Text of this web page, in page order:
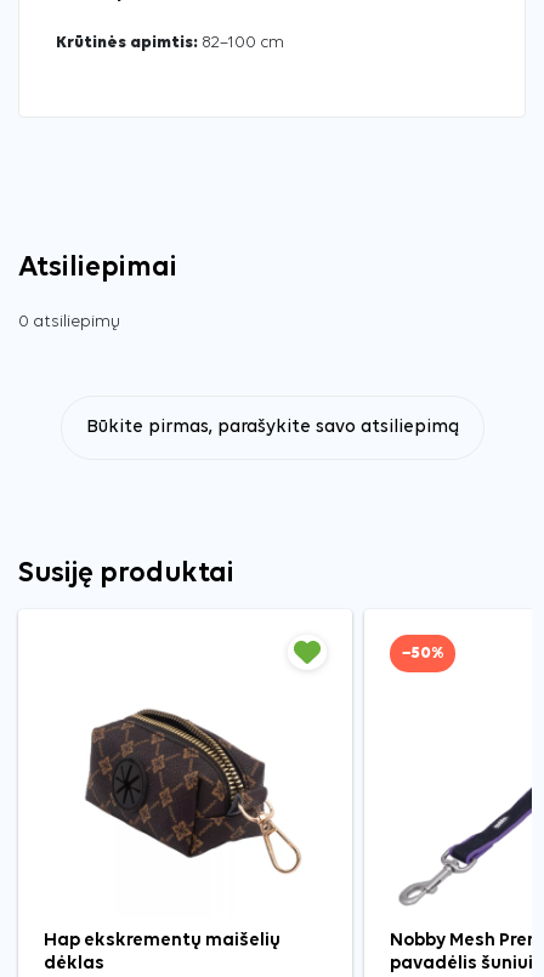
Krūtinės apimtis: 82–100 cm
Atsiliepimai
0 atsiliepimų
Būkite pirmas, parašykite savo atsiliepimą
Susiję produktai
Hap ekskrementų maišelių
dėklas
−50%
Nobby Mesh
pavadėlis šuniui,